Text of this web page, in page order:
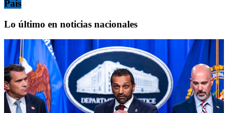
País
Lo último en noticias nacionales